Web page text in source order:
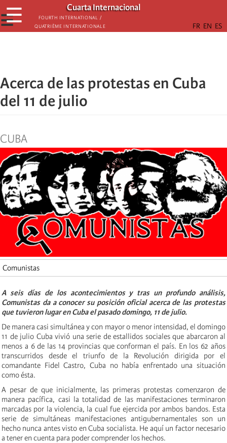
Skip
to
main
Cuarta Internacional
Fourth International /
Quatrième internationale
☰
☰
Acerca de las protestas en Cuba
del 11 de julio
CUBA
Comunistas
A seis días de los acontecimientos y tras un profundo análisis,
Comunistas da a conocer su posición oficial acerca de las protestas
que tuvieron lugar en Cuba el pasado domingo, 11 de julio.
De manera casi simultánea y con mayor o menor intensidad, el domingo
11 de julio Cuba vivió una serie de estallidos sociales que abarcaron al
menos a 6 de las 14 provincias que conforman el país. En los 62 años
transcurridos desde el triunfo de la Revolución dirigida por el
comandante Fidel Castro, Cuba no había enfrentado una situación
como ésta.
A pesar de que inicialmente, las primeras protestas comenzaron de
manera pacífica, casi la totalidad de las manifestaciones terminaron
marcadas por la violencia, la cual fue ejercida por ambos bandos. Esta
serie de simultáneas manifestaciones antigubernamentales son un
hecho nunca antes visto en Cuba socialista. He aquí un factor necesario
a tener en cuenta para poder comprender los hechos.